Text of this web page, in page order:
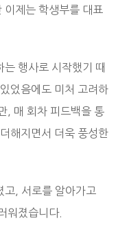
이제는 학생부를 대표
행사로 시작했기 때
었음에도 미처 고려하
, 매 회차 피드백을 통
해지면서 더욱 풍성한
고, 서로를 알아가고
워졌습니다.